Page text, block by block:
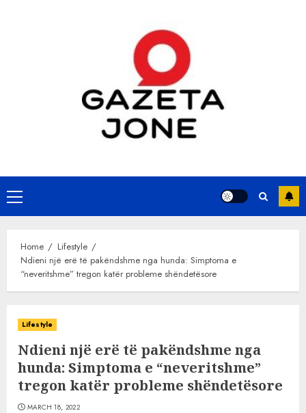
Primary
Menu
Home
Lifestyle
Ndieni një erë të pakëndshme nga hunda: Simptoma e
“neveritshme” tregon katër probleme shëndetësore
Lifestyle
Ndieni një erë të pakëndshme nga
hunda: Simptoma e “neveritshme”
tregon katër probleme shëndetësore
MARCH 18, 2022